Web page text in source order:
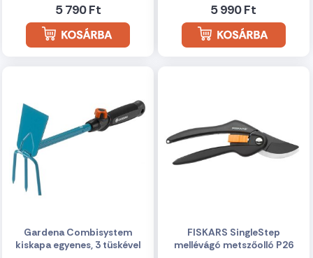
5 790 Ft 5 990 Ft
Gardena Combisystem
kiskapa egyenes, 3 tüskével
FISKARS SingleStep
mellévágó metszőolló P26